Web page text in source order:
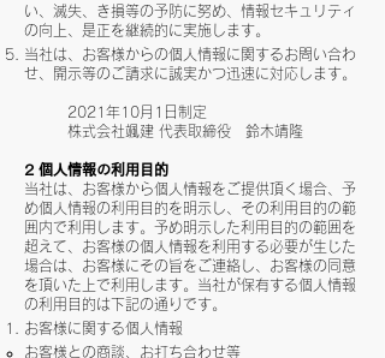
い、滅失、き損等の予防に努め、情報セキュリティ
の向上、是正を継続的に実施します。
当社は、お客様からの個人情報に関するお問い合わ
せ、開示等のご請求に誠実かつ迅速に対応します。
2021年10月1日制定
株式会社颯建 代表取締役 鈴木靖隆
2 個人情報の利用目的
当社は、お客様から個人情報をご提供頂く場合、予
め個人情報の利用目的を明示し、その利用目的の範
囲内で利用します。予め明示した利用目的の範囲を
超えて、お客様の個人情報を利用する必要が生じた
場合は、お客様にその旨をご連絡し、お客様の同意
を頂いた上で利用します。当社が保有する個人情報
の利用目的は下記の通りです。
お客様に関する個人情報
お客様との商談、お打ち合わせ等